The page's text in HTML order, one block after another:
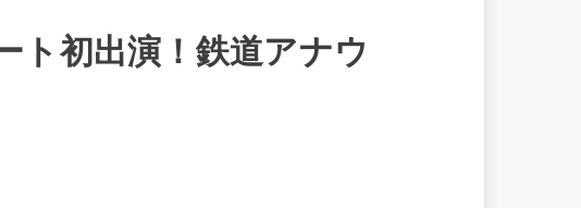
ト初出演！鉄道アナウ